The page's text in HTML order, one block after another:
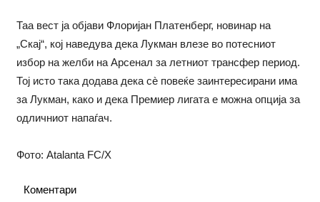
Таа вест ја објави Флоријан Платенберг, новинар на
„Скај“, кој наведува дека Лукман влезе во потесниот
избор на желби на Арсенал за летниот трансфер период.
Тој исто така додава дека сè повеќе заинтересирани има
за Лукман, како и дека Премиер лигата е можна опција за
одличниот напаѓач.
Фото: Atalanta FC/X
Коментари